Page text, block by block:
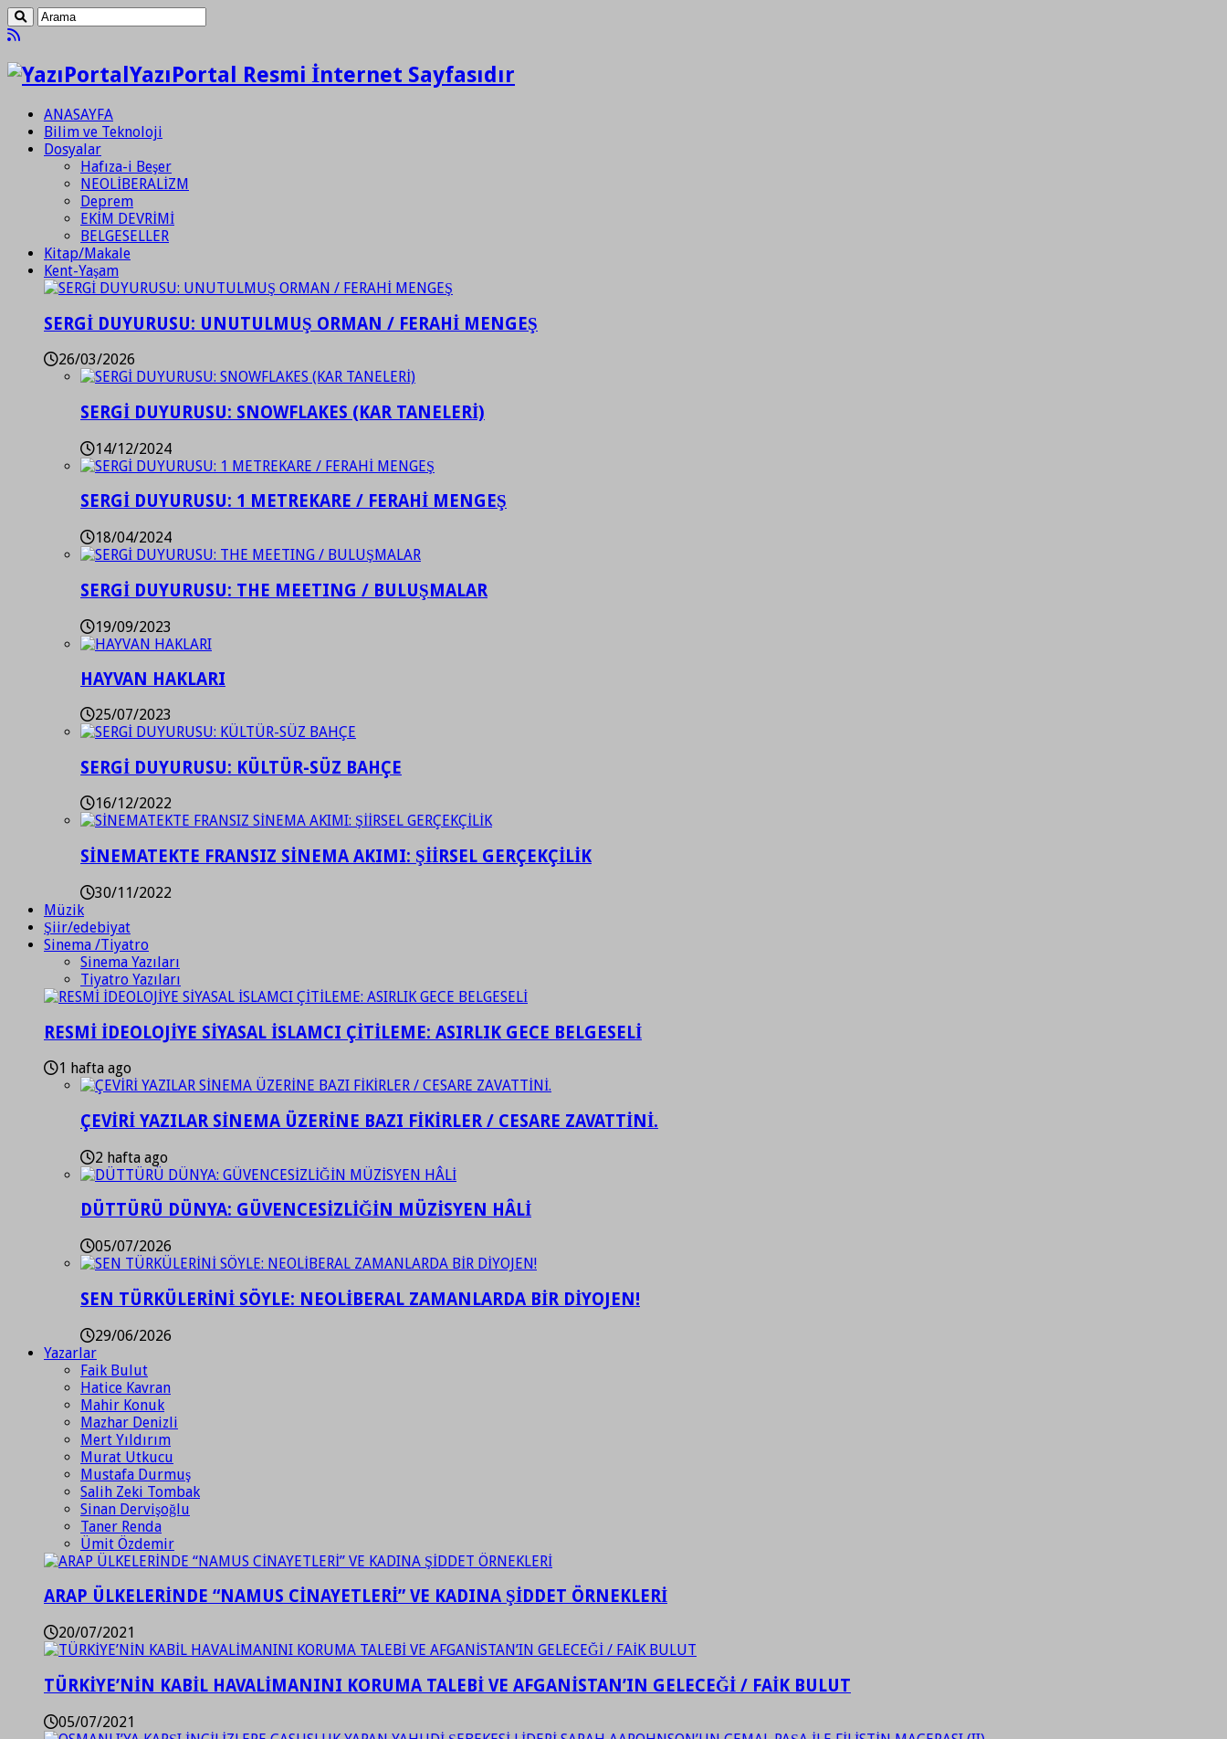
YazıPortal Resmi İnternet Sayfasıdır
ANASAYFA
Bilim ve Teknoloji
Dosyalar
Hafıza-i Beşer
NEOLİBERALİZM
Deprem
EKİM DEVRİMİ
BELGESELLER
Kitap/Makale
Kent-Yaşam
SERGİ DUYURUSU: UNUTULMUŞ ORMAN / FERAHİ MENGEŞ
26/03/2026
SERGİ DUYURUSU: SNOWFLAKES (KAR TANELERİ)
14/12/2024
SERGİ DUYURUSU: 1 METREKARE / FERAHİ MENGEŞ
18/04/2024
SERGİ DUYURUSU: THE MEETING / BULUŞMALAR
19/09/2023
HAYVAN HAKLARI
25/07/2023
SERGİ DUYURUSU: KÜLTÜR-SÜZ BAHÇE
16/12/2022
SİNEMATEKTE FRANSIZ SİNEMA AKIMI: ŞİİRSEL GERÇEKÇİLİK
30/11/2022
Müzik
Şiir/edebiyat
Sinema /Tiyatro
Sinema Yazıları
Tiyatro Yazıları
RESMİ İDEOLOJİYE SİYASAL İSLAMCI ÇİTİLEME: ASIRLIK GECE BELGESELİ
1 hafta ago
ÇEVİRİ YAZILAR SİNEMA ÜZERİNE BAZI FİKİRLER / CESARE ZAVATTİNİ.
2 hafta ago
DÜTTÜRÜ DÜNYA: GÜVENCESİZLİĞİN MÜZİSYEN HÂLİ
05/07/2026
SEN TÜRKÜLERİNİ SÖYLE: NEOLİBERAL ZAMANLARDA BİR DİYOJEN!
29/06/2026
Yazarlar
Faik Bulut
Hatice Kavran
Mahir Konuk
Mazhar Denizli
Mert Yıldırım
Murat Utkucu
Mustafa Durmuş
Salih Zeki Tombak
Sinan Dervişoğlu
Taner Renda
Ümit Özdemir
ARAP ÜLKELERİNDE “NAMUS CİNAYETLERİ” VE KADINA ŞİDDET ÖRNEKLERİ
20/07/2021
TÜRKİYE’NİN KABİL HAVALİMANINI KORUMA TALEBİ VE AFGANİSTAN’IN GELECEĞİ / FAİK BULUT
05/07/2021